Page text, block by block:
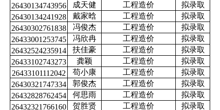
26430134743956
成天健 工程造价
拟录取
26430134241928
戴家晗 工程造价
拟录取
26430302761838
冯俊杰 工程造价
拟录取
26433001253745
冯欣冉 工程造价
拟录取
26432524235914
扶佳豪 工程造价
拟录取
26433102743273
龚颖 工程造价
拟录取
26433101112042
苟小康 工程造价
拟录取
26430321747334
郭俊杰 工程造价
拟录取
26432828762454
何思雨 工程造价
拟录取
26432321766160
贺胜贤 工程造价
拟录取